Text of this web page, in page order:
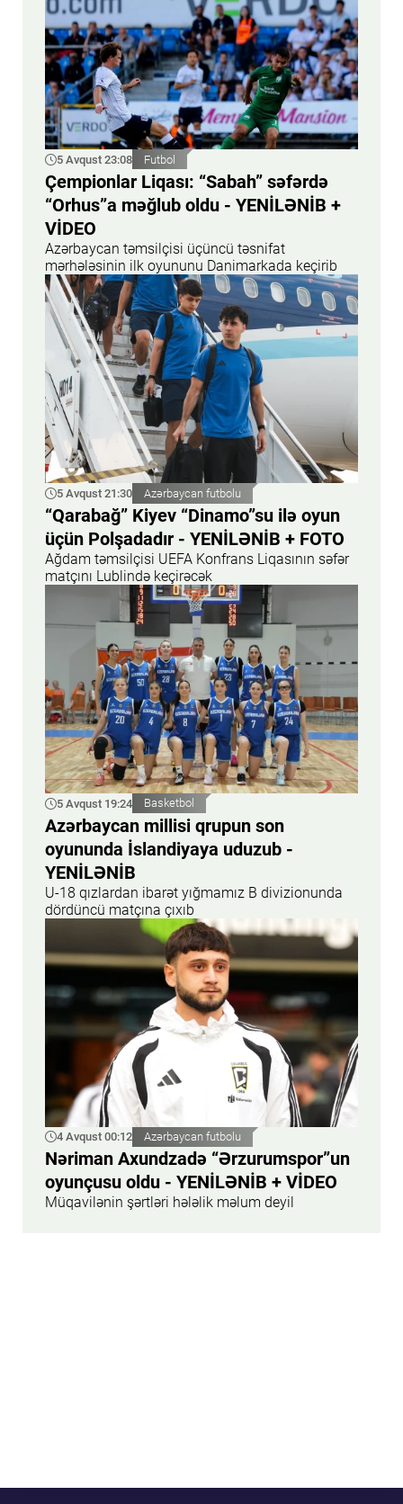
5 Avqust 23:08 Futbol
Çempionlar Liqası: “Sabah” səfərdə
“Orhus”a məğlub oldu - YENİLƏNİB +
VİDEO
Azərbaycan təmsilçisi üçüncü təsnifat
mərhələsinin ilk oyununu Danimarkada keçirib
5 Avqust 21:30 Azərbaycan futbolu
“Qarabağ” Kiyev “Dinamo”su ilə oyun
üçün Polşadadır - YENİLƏNİB + FOTO
Ağdam təmsilçisi UEFA Konfrans Liqasının səfər
matçını Lublində keçirəcək
5 Avqust 19:24 Basketbol
Azərbaycan millisi qrupun son
oyununda İslandiyaya uduzub -
YENİLƏNİB
U-18 qızlardan ibarət yığmamız B divizionunda
dördüncü matçına çıxıb
4 Avqust 00:12 Azərbaycan futbolu
Nəriman Axundzadə “Ərzurumspor”un
oyunçusu oldu - YENİLƏNİB + VİDEO
Müqavilənin şərtləri hələlik məlum deyil